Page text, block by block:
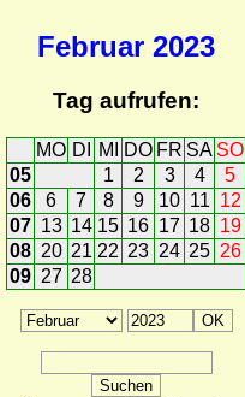
Februar 2023
Tag aufrufen:
MO DI MI DO FR SA SO
05
1 2 3 4
5
06
6 7 8 9 10 11 12
07 13 14 15 16 17 18 19
08 20 21 22 23 24 25 26
09 27 28